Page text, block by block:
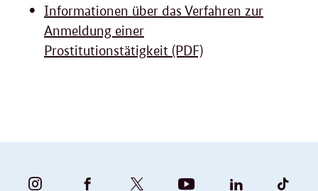
Informationen über das Verfahren zur
Anmeldung einer
Prostitutionstätigkeit (PDF)
BUNDESFAMILIENMINISTERIUM
BUNDESFAMILIENMINISTERIUM
FAMILIENMINISTERIUM
BMBFSFJ
BMFSFJ